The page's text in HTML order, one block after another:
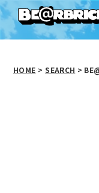
HOME > SEARCH >